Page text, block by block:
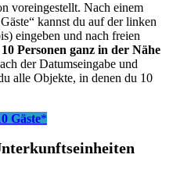
voreingestellt. Nach einem
kannst du auf der linken
eingeben und nach freien
10 Personen ganz in der Nähe
der Datumseingabe und
alle Objekte, in denen du 10
Gäste*